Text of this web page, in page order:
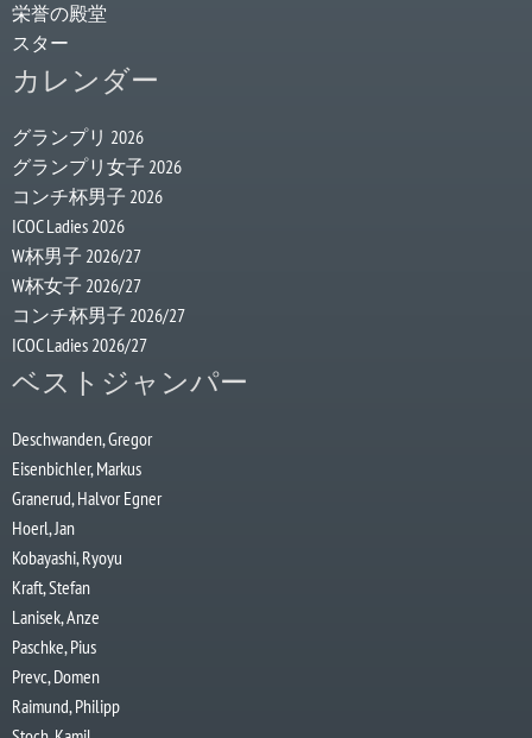
栄誉の殿堂
スター
カレンダー
グランプリ 2026
グランプリ女子 2026
コンチ杯男子 2026
ICOC Ladies 2026
W杯男子 2026/27
W杯女子 2026/27
コンチ杯男子 2026/27
ICOC Ladies 2026/27
ベストジャンパー
Deschwanden, Gregor
Eisenbichler, Markus
Granerud, Halvor Egner
Hoerl, Jan
Kobayashi, Ryoyu
Kraft, Stefan
Lanisek, Anze
Paschke, Pius
Prevc, Domen
Raimund, Philipp